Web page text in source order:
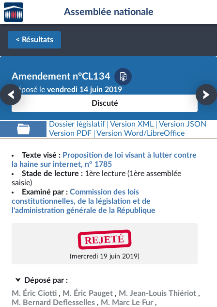
Aller au contenu
Aller en bas de la page
Accèder
à la
page
d'accueil
Assemblée nationale
< Résultats
Amendement n°CL134
Déposé le vendredi 14 juin 2019
Discuté
Dossier législatif Version XML
Version JSON
Version PDF
Version Word/LibreOffice
Texte visé : Proposition de loi visant à lutter contre
la haine sur internet, n° 1785
Stade de lecture : 1ère lecture (1ère assemblée
saisie)
Examiné par : Commission des lois
constitutionnelles, de la législation et de
l'administration générale de la République
REJETÉ
(mercredi 19 juin 2019)
Déposé par :
M. Éric Ciotti
M. Éric Pauget
M. Jean-Louis Thiériot
M. Bernard Deflesselles
M. Marc Le Fur